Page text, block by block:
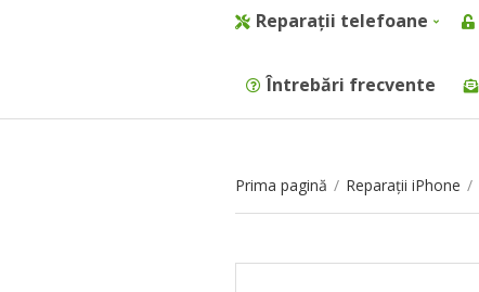
Reparații telefoane
Întrebări frecvente
Prima pagină / Reparații iPhone /